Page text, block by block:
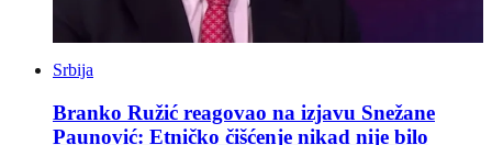
Srbija
Branko Ružić reagovao na izjavu Snežane
Paunović: Etničko čišćenje nikad nije bilo